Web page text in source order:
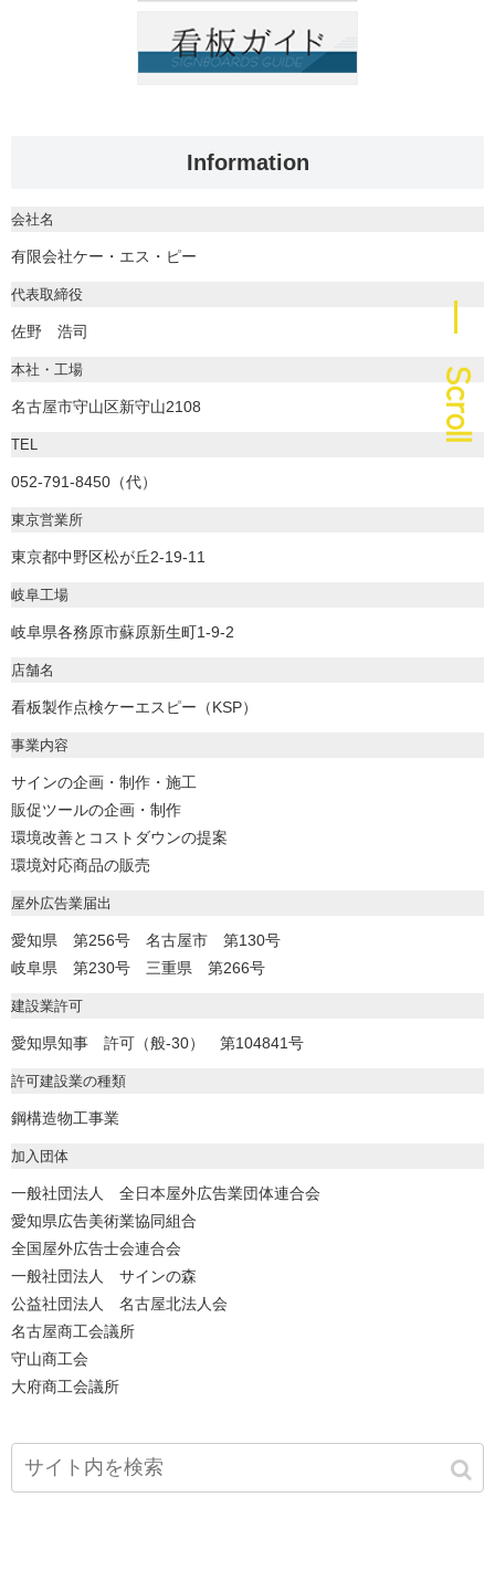
― Scroll
Information
会社名
有限会社ケー・エス・ピー
代表取締役
佐野 浩司
本社・工場
名古屋市守山区新守山2108
TEL
052-791-8450（代）
東京営業所
東京都中野区松が丘2-19-11
岐阜工場
岐阜県各務原市蘇原新生町1-9-2
店舗名
看板製作点検ケーエスピー（KSP）
事業内容
サインの企画・制作・施工
販促ツールの企画・制作
環境改善とコストダウンの提案
環境対応商品の販売
屋外広告業届出
愛知県 第256号 名古屋市 第130号
岐阜県 第230号 三重県 第266号
建設業許可
愛知県知事 許可（般-30） 第104841号
許可建設業の種類
鋼構造物工事業
加入団体
一般社団法人 全日本屋外広告業団体連合会
愛知県広告美術業協同組合
全国屋外広告士会連合会
一般社団法人 サインの森
公益社団法人 名古屋北法人会
名古屋商工会議所
守山商工会
大府商工会議所